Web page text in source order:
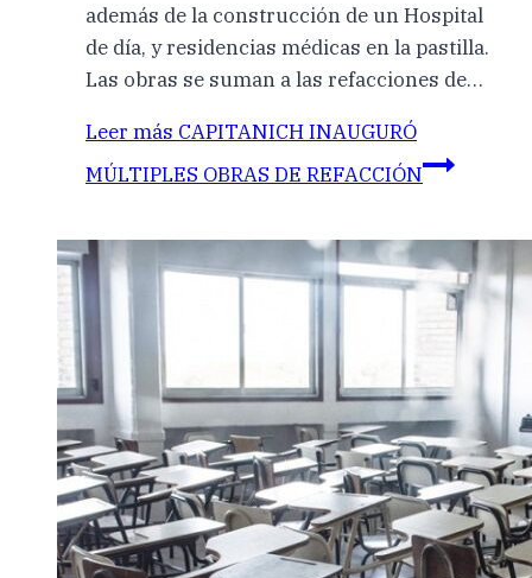
además de la construcción de un Hospital
de día, y residencias médicas en la pastilla.
Las obras se suman a las refacciones de…
Leer más CAPITANICH INAUGURÓ
MÚLTIPLES OBRAS DE REFACCIÓN